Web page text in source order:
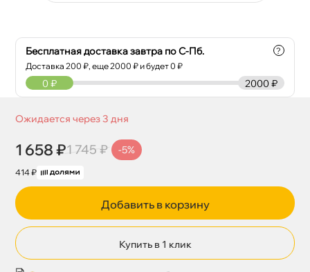
Бесплатная доставка завтра по С-Пб.
Доставка200 ₽, еще2000 ₽ и будет 0 ₽
?
2000 ₽
0 ₽
Ожидается через 3 дня
1 658 ₽1 745 ₽ -5%
414 ₽
Добавить в корзину
Купить в 1 клик